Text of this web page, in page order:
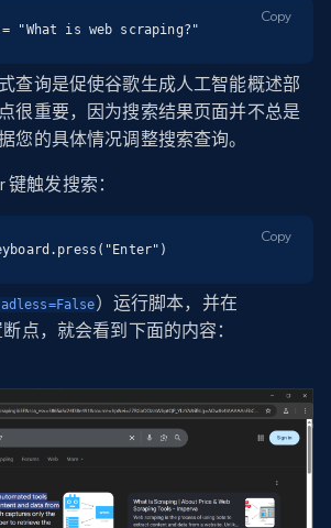
= "What is web scraping?"
Copy
查询是促使谷歌生成人工智能概述部
很重要，因为搜索结果页面并不总是
您的具体情况调整搜索查询。
触发搜索：
Copy
）运行脚本，并在
点，就会看到下面的内容：